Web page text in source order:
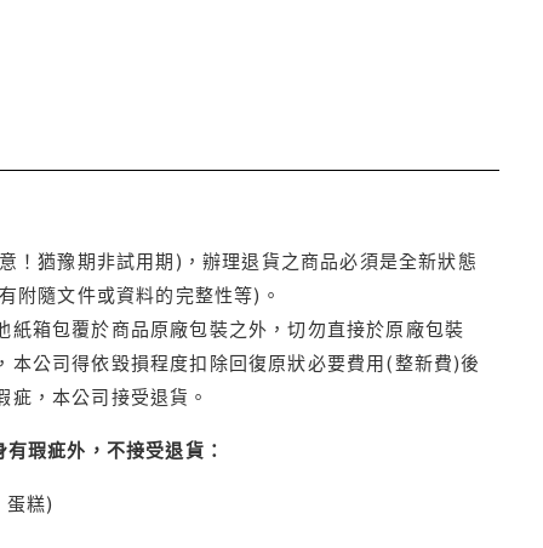
！猶豫期非試用期)，辦理退貨之商品必須是全新狀態
附隨文件或資料的完整性等)。
箱包覆於商品原廠包裝之外，切勿直接於原廠包裝
公司得依毀損程度扣除回復原狀必要費用(整新費)後
，本公司接受退貨。
瑕疵外，不接受退貨：
蛋糕)